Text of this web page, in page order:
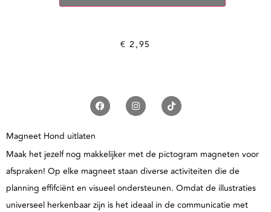
€ 2,95
Magneet Hond uitlaten
Maak het jezelf nog makkelijker met de pictogram magneten voor
afspraken! Op elke magneet staan diverse activiteiten die de
planning effifciënt en visueel ondersteunen. Omdat de illustraties
universeel herkenbaar zijn is het ideaal in de communicatie met